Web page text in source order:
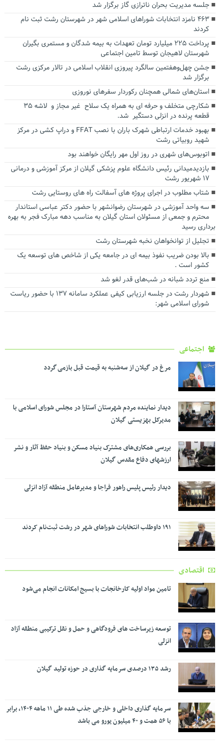
جلسه مدیریت بحران ناترازی گاز برگزار شد
۴۶۳ نامزد انتخابات شوراهای اسلامی شهر در شهرستان رشت ثبت نام
کردند
پرداخت ۲۲۵ میلیارد تومان تعهدات به بیمه شدگان و مستمری بگیران
شهرستان لاهیجان توسط تامین اجتماعی
جشن چهل‌وهفتمین سالگرد پیروزی انقلاب اسلامی در تالار مرکزی رشت
برگزار شد
استان‌های شمالی همچنان رکوردار سفرهای نوروزی
شکارچی متخلف و حرفه ای به همراه یک سلاح غیر مجاز و لاشه ‌۳۵
قطعه پرنده در انزلی دستگیر شد.
بهبود خدمات ارتباطی شهرک باران با نصب FFAT و دراپ کشی در مرکز
شهید روبیاتی رشت
اتوبوس‌های شهری در روز اول مهر رایگان خواهند بود
بازدیدمیدانی رئیس دانشگاه علوم پزشکی گیلان از مرکز آموزشی و درمانی
۱۷ شهریور رشت
شتاب مطلوب در اجرای پروژه های آسفالت راه های روستایی رشت
سه واحد آموزشی در شهرستان رضوانشهر با حضور دکتر عباسی استاندار
محترم و جمعی از مسئولان استان گیلان به مناسب دهه مبارک فجر به بهره
برداری رسید
تجلیل از توانخواهان نخبه شهرستان رشت
بالا بودن ضریب نفوذ بیمه ای در جامعه یکی از شاخص های توسعه یک
کشور است .
منع تردد شبانه در شب‌های قدر لغو شد
شهردار رشت در جلسه ارزیابی کیفی عملکرد سامانه ۱۳۷ با حضور ریاست
شورای اسلامی شهر:
اجتماعی
مرغ در گیلان از سه‌شنبه به قیمت قبل بازمی گردد
دیدار نماینده مردم شهرستان آستارا در مجلس شورای اسلامی با
مدیرکل بهزیستی گیلان
بررسی همکاری‌های مشترک بنیاد مسکن و بنیاد حفظ آثار و نشر
ارزشهای دفاع مقدس گیلان
دیدار رئیس پلیس راهور فراجا و مدیرعامل منطقه آزاد انزلی
۱۹۱ داوطلب انتخابات شوراهای شهر در رشت ثبت‌نام کردند
اقتصادی
تامین مواد اولیه کارخانجات با بسیج امکانات انجام می‌شود
توسعه زیرساخت های فرودگاهی و حمل و نقل ترکیبی منطقه آزاد
انزلی
رشد ۱۳۵ درصدی سرمایه گذاری در حوزه تولید گیلان
سرمایه گذاری داخلی و خارجی جذب شده طی ۱۱ ماهه ۱۴۰۴، برابر
با ۵۶ همت و ۴۰ میلیون یورو می باشد